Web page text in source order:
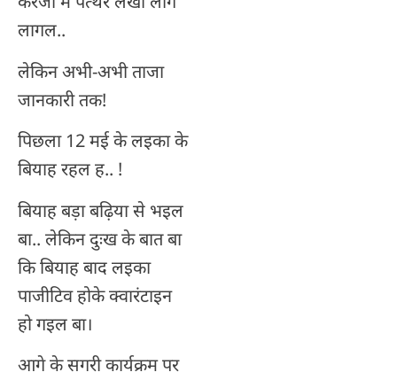
लागल..
लेकिन अभी-अभी ताजा
जानकारी तक!
पिछला 12 मई के लइका के
बियाह रहल ह.. !
बियाह बड़ा बढ़िया से भइल
बा.. लेकिन दुःख के बात बा
कि बियाह बाद लइका
पाजीटिव होके क्वारंटाइन
हो गइल बा।
आगे के सगरी कार्यक्रम पर